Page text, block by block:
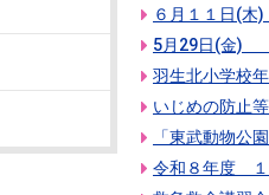
６月１１日(
5月29日(金)
羽生北小学校
いじめの防止
「東武動物公
令和８年度 １